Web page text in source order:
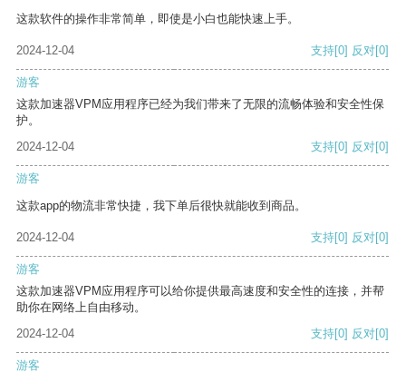
这款软件的操作非常简单，即使是小白也能快速上手。
2024-12-04 支持[0] 反对[0]
游客
这款加速器VPM应用程序已经为我们带来了无限的流畅体验和安全性保
护。
2024-12-04
支持[0] 反对[0]
游客
这款app的物流非常快捷，我下单后很快就能收到商品。
2024-12-04 支持[0] 反对[0]
游客
这款加速器VPM应用程序可以给你提供最高速度和安全性的连接，并帮
助你在网络上自由移动。
2024-12-04
支持[0] 反对[0]
游客